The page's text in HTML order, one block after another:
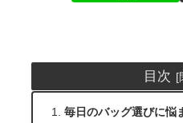
目次
毎日のバッグ選びに悩